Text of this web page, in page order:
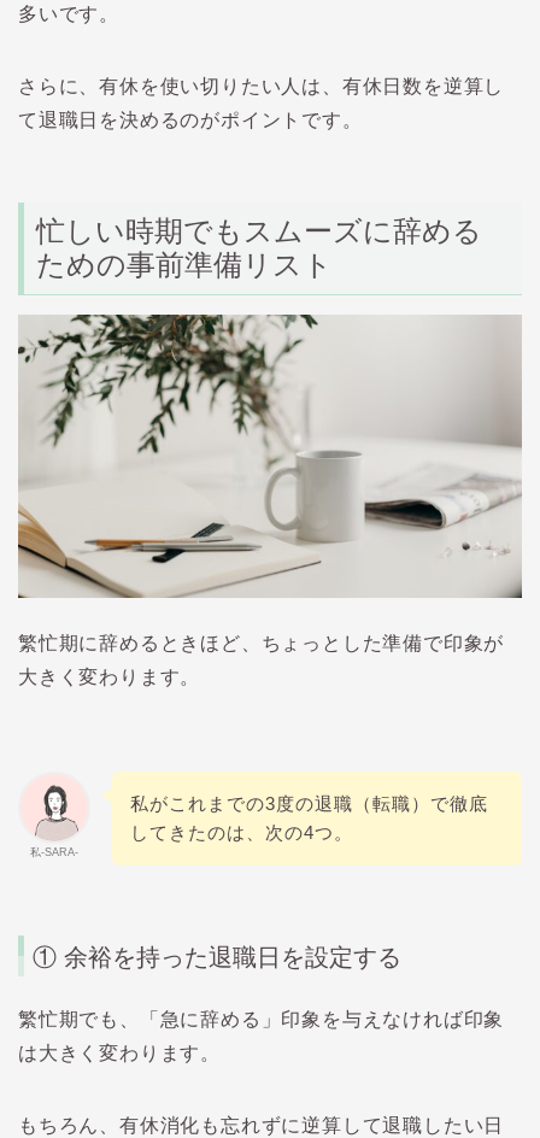
多いです。
さらに、有休を使い切りたい人は、有休日数を逆算し
て退職日を決めるのがポイントです。
忙しい時期でもスムーズに辞める
ための事前準備リスト
繁忙期に辞めるときほど、ちょっとした準備で印象が
大きく変わります。
私-SARA-
私がこれまでの3度の退職（転職）で徹底
してきたのは、次の4つ。
① 余裕を持った退職日を設定する
繁忙期でも、「急に辞める」印象を与えなければ印象
は大きく変わります。
もちろん、有休消化も忘れずに逆算して退職したい日